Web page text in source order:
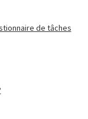
de tâches